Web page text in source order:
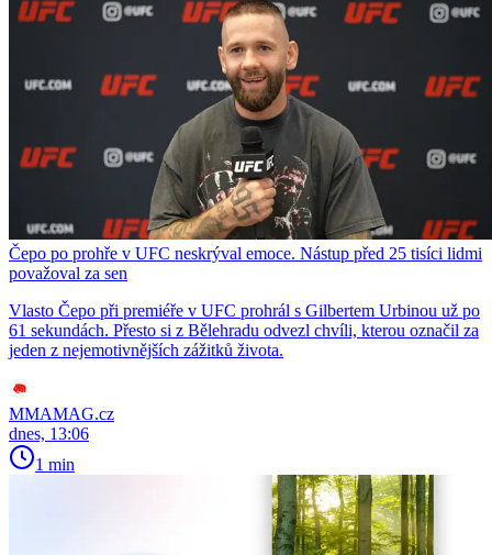
Čepo po prohře v UFC neskrýval emoce. Nástup před 25 tisíci lidmi
považoval za sen
Vlasto Čepo při premiéře v UFC prohrál s Gilbertem Urbinou už po
61 sekundách. Přesto si z Bělehradu odvezl chvíli, kterou označil za
jeden z nejemotivnějších zážitků života.
MMAMAG.cz
dnes, 13:06
1 min